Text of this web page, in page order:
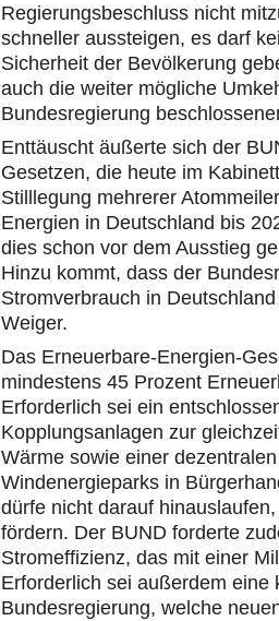
Regierungsbeschluss nicht
schneller aussteigen, es darf
Sicherheit der Bevölkerung
auch die weiter mögliche
Bundesregierung
Enttäuscht äußerte sich der
Gesetzen, die heute im
Stilllegung mehrerer
Energien in Deutschland bis
dies schon vor dem Ausstieg
Hinzu kommt, dass der
Stromverbrauch in
Weiger.
Das Erneuerbare-Energien-
mindestens 45 Prozent
Erforderlich sei ein
Kopplungsanlagen zur
Wärme sowie einer
Windenergieparks in
dürfe nicht darauf
fördern. Der BUND forderte
Stromeffizienz, das mit einer
Erforderlich sei außerdem
Bundesregierung, welche